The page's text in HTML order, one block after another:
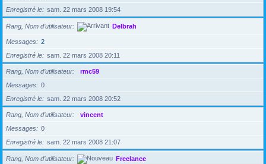
Enregistré le
sam. 22 mars 2008 19:54
Rang, Nom d’utilisateur Delbrah
Messages
2
Enregistré le
sam. 22 mars 2008 20:11
Rang, Nom d’utilisateur
rmc59
Messages
0
Enregistré le
sam. 22 mars 2008 20:52
Rang, Nom d’utilisateur
vincent
Messages
0
Enregistré le
sam. 22 mars 2008 21:07
Rang, Nom d’utilisateur Freelance